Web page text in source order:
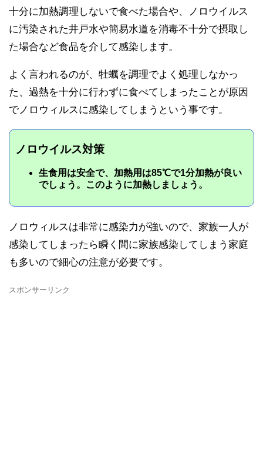
十分に加熱調理しないで食べた場合や、ノロウイルス
に汚染された井戸水や簡易水道を消毒不十分で摂取し
た場合など食品を介して感染します。
よく言われるのが、牡蠣を調理でよく処理しなかっ
た、過熱を十分に行わずに食べてしまったことが原因
でノロウィルスに感染してしまうという事です。
ノロウイルス対策
生食用は安全で、加熱用は85℃で1分加熱が良い
でしょう。このように加熱しましょう。
ノロウィルスは非常に感染力が強いので、家族一人が
感染してしまったら瞬く間に家族感染してしまう家庭
も多いので細心の注意が必要です。
スポンサーリンク